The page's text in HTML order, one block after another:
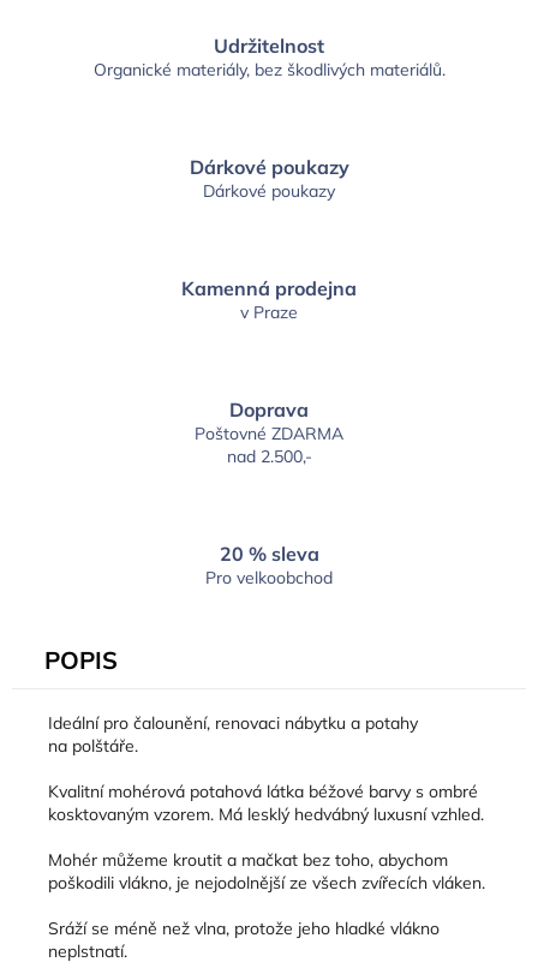
Udržitelnost
Organické materiály, bez škodlivých materiálů.
Dárkové poukazy
Dárkové poukazy
Kamenná prodejna
v Praze
Doprava
Poštovné ZDARMA
nad 2.500,-
20 % sleva
Pro velkoobchod
POPIS
Ideální pro čalounění, renovaci nábytku a potahy
na polštáře.
Kvalitní mohérová potahová látka béžové barvy s ombré
kosktovaným vzorem. Má lesklý hedvábný luxusní vzhled.
Mohér můžeme kroutit a mačkat bez toho, abychom
poškodili vlákno, je nejodolnější ze všech zvířecích vláken.
Sráží se méně než vlna, protože jeho hladké vlákno
neplstnatí.